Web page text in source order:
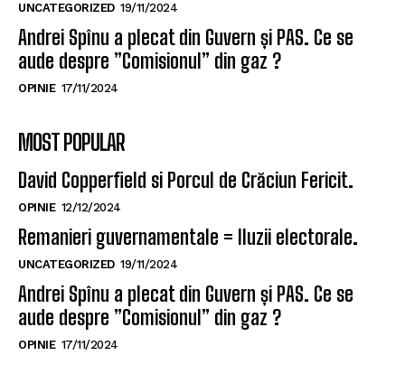
UNCATEGORIZED 19/11/2024
Andrei Spînu a plecat din Guvern și PAS. Ce se
aude despre ”Comisionul” din gaz ?
OPINIE 17/11/2024
MOST POPULAR
David Copperfield si Porcul de Crăciun Fericit.
OPINIE 12/12/2024
Remanieri guvernamentale = Iluzii electorale.
UNCATEGORIZED 19/11/2024
Andrei Spînu a plecat din Guvern și PAS. Ce se
aude despre ”Comisionul” din gaz ?
OPINIE 17/11/2024